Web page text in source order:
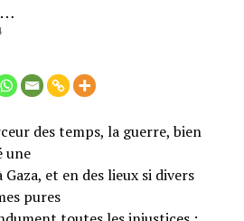
des temps, la guerre, bien
une
et en des lieux si divers
pures